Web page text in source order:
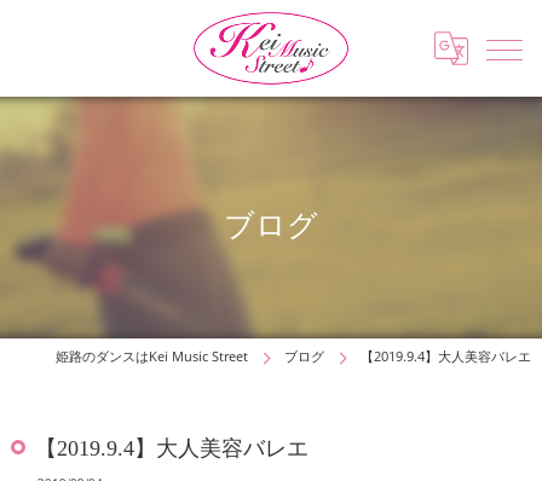
ブログ
姫路のダンスはKei Music Street ブログ 【2019.9.4】大人美容バレエ
【2019.9.4】大人美容バレエ